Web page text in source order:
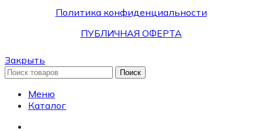
Политика конфиденциальности
ПУБЛИЧНАЯ ОФЕРТА
Закрыть
Поиск
Меню
Каталог